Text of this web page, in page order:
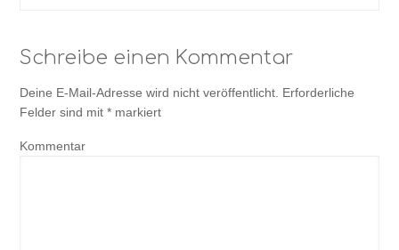
Schreibe einen Kommentar
Deine E-Mail-Adresse wird nicht veröffentlicht. Erforderliche
Felder sind mit* markiert
Kommentar